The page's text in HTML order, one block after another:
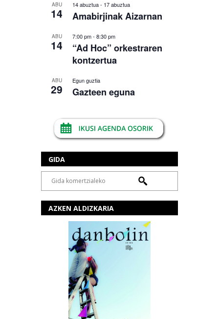
ABU
14
14 abuztua- 17 abuztua
Amabirjinak Aizarnan
ABU
14
7:00 pm- 8:30 pm
“Ad Hoc” orkestraren
kontzertua
ABU
29
Egun guztia
Gazteen eguna
GIDA
AZKEN ALDIZKARIA